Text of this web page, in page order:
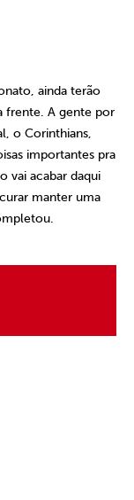
ainda terão
frente. A gente por
o Corinthians,
importantes pra
vai acabar daqui
manter uma